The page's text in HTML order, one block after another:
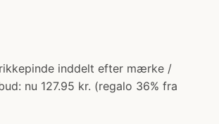
inddelt efter mærke /
nu 127.95 kr. (regalo 36% fra